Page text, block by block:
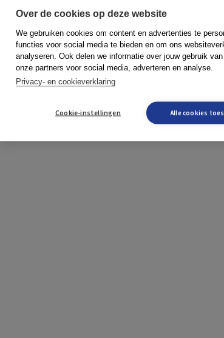
Over de cookies op deze website
We gebruiken cookies om content en advertenties te
functies voor social media te bieden en om ons
analyseren. Ook delen we informatie over jouw gebruik
onze partners voor social media, adverteren en analyse.
Privacy- en cookieverklaring
Cookie-instellingen Alle cookies